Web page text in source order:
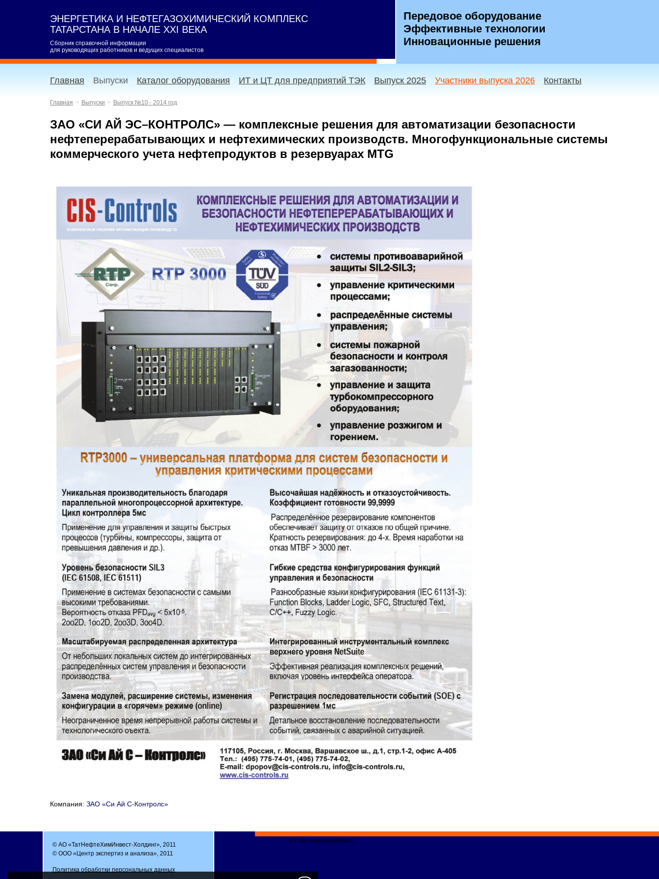
ЭНЕРГЕТИКА И НЕФТЕГАЗОХИМИЧЕСКИЙ КОМПЛЕКС
ТАТАРСТАНА В НАЧАЛЕ XXI ВЕКА
Сборник справочной информации
для руководящих работников и ведущих специалистов
Передовое оборудование
Эффективные технологии
Инновационные решения
Главная Выпуски Каталог оборудования ИТ и ЦТ для предприятий ТЭК Выпуск 2025 Участники выпуска 2026 Контакты
Главная Выпуски Выпуск №10 - 2014 год
ЗАО «СИ АЙ ЭС–КОНТРОЛС» — комплексные решения для автоматизации безопасности
нефтеперерабатывающих и нефтехимических производств. Многофункциональные системы
коммерческого учета нефтепродуктов в резервуарах MTG
Компания: ЗАО «Си Ай С-Контролс»
E-mail: expertmi@mail.ru
© АО «ТатНефтеХимИнвест-Холдинг», 2011
© ООО «Центр экспертиз и анализа», 2011
Политика обработки персональных данных